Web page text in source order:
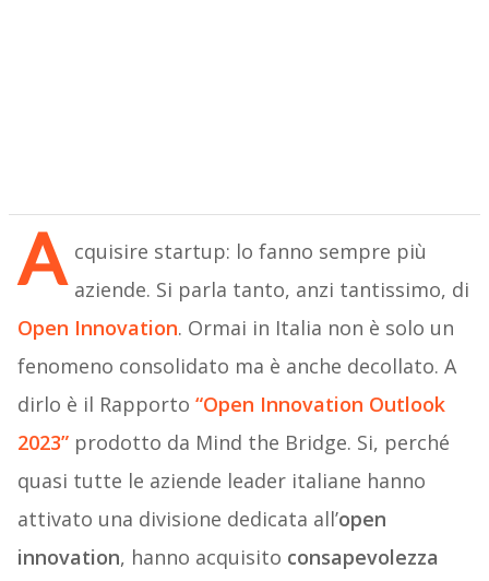
A cquisire startup: lo fanno sempre più
aziende. Si parla tanto, anzi tantissimo, di
Open Innovation. Ormai in Italia non è solo un
fenomeno consolidato ma è anche decollato. A
dirlo è il Rapporto “Open Innovation Outlook
2023”prodotto da Mind the Bridge. Si, perché
quasi tutte le aziende leader italiane hanno
attivato una divisione dedicata all’open
innovation, hanno acquisito consapevolezza